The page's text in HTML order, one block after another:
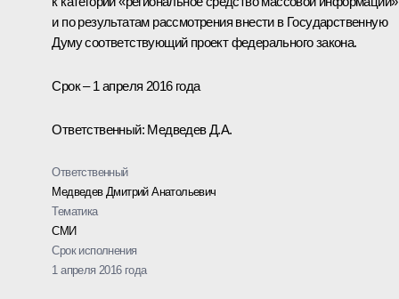
и по результатам рассмотрения внести в Государственную
Думу соответствующий проект федерального закона.
Срок – 1 апреля 2016 года
Ответственный: Медведев Д.А.
Ответственный
Медведев Дмитрий Анатольевич
Тематика
СМИ
Срок исполнения
1 апреля 2016 года